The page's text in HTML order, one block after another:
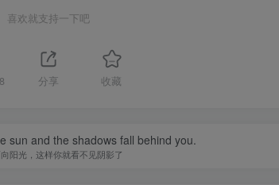
喜欢就支持一下吧
分享 收藏
sun and the shadows fall behind you.
阳光，这样你就看不见阴影了